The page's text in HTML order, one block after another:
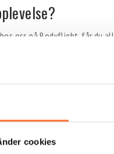
cookies
oss på Bodyflight, får du
och
för att hålla balansen i